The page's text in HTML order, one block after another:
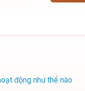
động như thế nào